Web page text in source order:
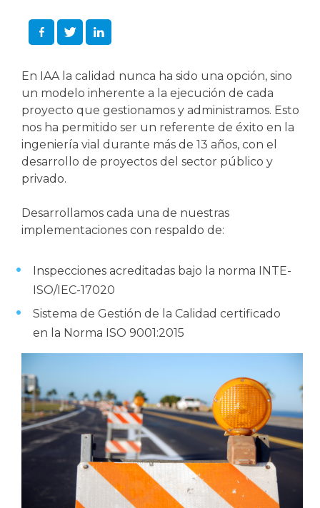
En IAA la calidad nunca ha sido una opción, sino
un modelo inherente a la ejecución de cada
proyecto que gestionamos y administramos. Esto
nos ha permitido ser un referente de éxito en la
ingeniería vial durante más de 13 años, con el
desarrollo de proyectos del sector público y
privado.
Desarrollamos cada una de nuestras
implementaciones con respaldo de:
Inspecciones acreditadas bajo la norma INTE-
ISO/IEC-17020
Sistema de Gestión de la Calidad certificado
en la Norma ISO 9001:2015